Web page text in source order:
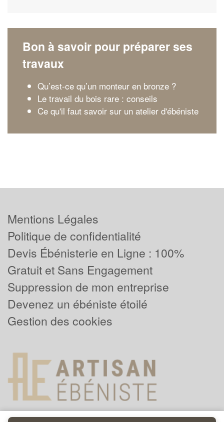
Bon à savoir pour préparer ses
travaux
Qu’est-ce qu’un monteur en bronze ?
Le travail du bois rare : conseils
Ce qu'il faut savoir sur un atelier d'ébéniste
Mentions Légales
Politique de confidentialité
Devis Ébénisterie en Ligne : 100%
Gratuit et Sans Engagement
Suppression de mon entreprise
Devenez un ébéniste étoilé
Gestion des cookies